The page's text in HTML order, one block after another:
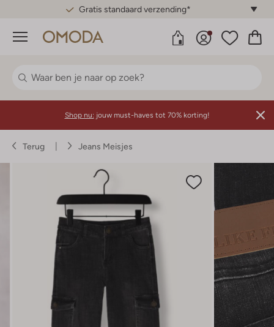
Gratis standaard verzending*
Menu
Shop nu: jouw must-haves tot 70% korting!
Terug Jeans Meisjes